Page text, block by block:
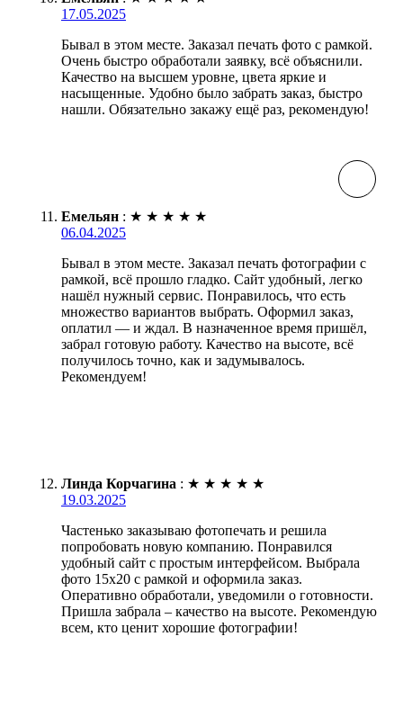
17.05.2025
Бывал в этом месте. Заказал печать фото с рамкой.
Очень быстро обработали заявку, всё объяснили.
Качество на высшем уровне, цвета яркие и
насыщенные. Удобно было забрать заказ, быстро
нашли. Обязательно закажу ещё раз, рекомендую!
Емельян : ★ ★ ★ ★ ★
06.04.2025
Бывал в этом месте. Заказал печать фотографии с
рамкой, всё прошло гладко. Сайт удобный, легко
нашёл нужный сервис. Понравилось, что есть
множество вариантов выбрать. Оформил заказ,
оплатил — и ждал. В назначенное время пришёл,
забрал готовую работу. Качество на высоте, всё
получилось точно, как и задумывалось.
Рекомендуем!
Линда Корчагина : ★ ★ ★ ★ ★
19.03.2025
Частенько заказываю фотопечать и решила
попробовать новую компанию. Понравился
удобный сайт с простым интерфейсом. Выбрала
фото 15х20 с рамкой и оформила заказ.
Оперативно обработали, уведомили о готовности.
Пришла забрала – качество на высоте. Рекомендую
всем, кто ценит хорошие фотографии!